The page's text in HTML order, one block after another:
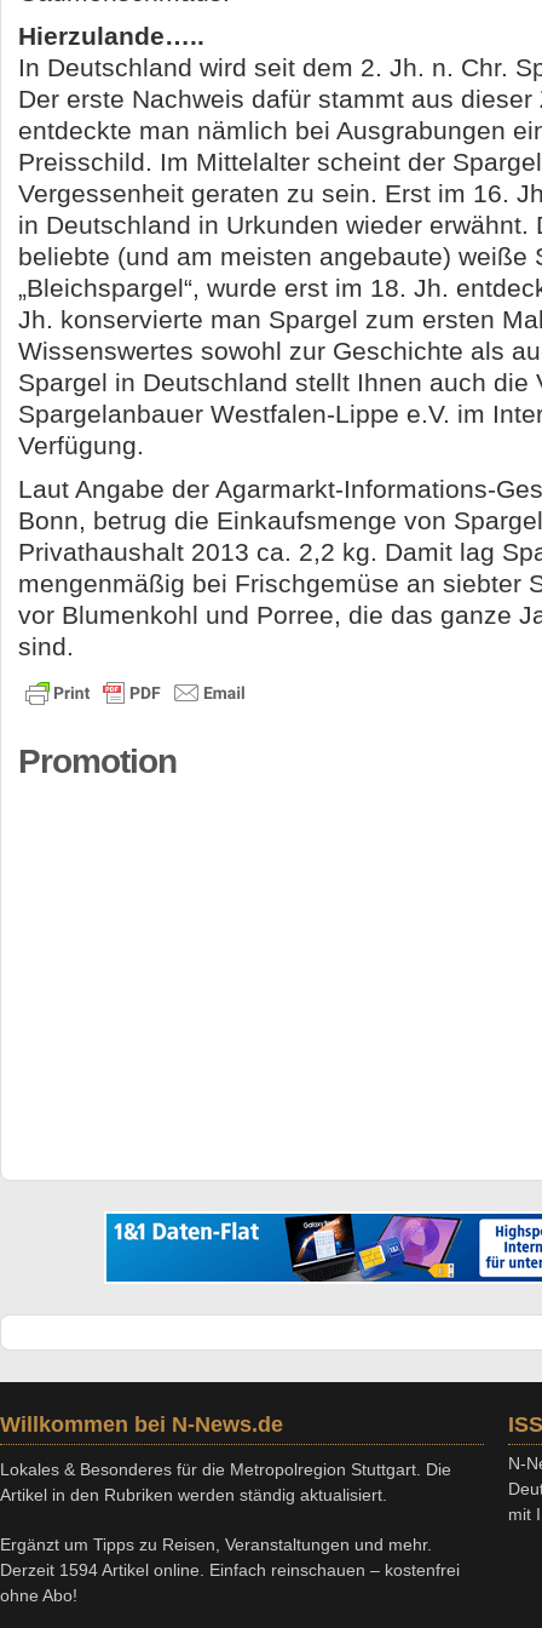
Hierzulande…..
In Deutschland wird seit dem 2. Jh. n. Chr.
Der erste Nachweis dafür stammt aus dieser
entdeckte man nämlich bei Ausgrabungen
Preisschild. Im Mittelalter scheint der
Vergessenheit geraten zu sein. Erst im 16.
in Deutschland in Urkunden wieder erwähnt.
beliebte (und am meisten angebaute) weiße
„Bleichspargel“, wurde erst im 18. Jh.
Jh. konservierte man Spargel zum ersten
Wissenswertes sowohl zur Geschichte als
Spargel in Deutschland stellt Ihnen auch die
Spargelanbauer Westfalen-Lippe e.V. im
Verfügung.
Laut Angabe der Agarmarkt-Informations-
Bonn, betrug die Einkaufsmenge von
Privathaushalt 2013 ca. 2,2 kg. Damit lag
mengenmäßig bei Frischgemüse an siebter
vor Blumenkohl und Porree, die das ganze
sind.
Promotion
Willkommen bei N-News.de
Lokales & Besonderes für die Metropolregion Stuttgart. Die
Artikel in den Rubriken werden ständig aktualisiert.
Ergänzt um Tipps zu Reisen, Veranstaltungen und mehr.
Derzeit 1594 Artikel online. Einfach reinschauen – kostenfrei
ohne Abo!
N-
mit